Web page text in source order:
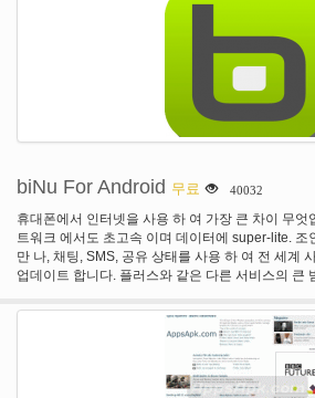
개인 창입니다. 그것은 최신 뉴스, 엔터테인먼트,
를 열어 고 그들 사이 전환할 수 있습니다. -온라인
주소 바와 도구 모음을 자동으로 조정 하는 더 나은
다운로드 오페라 미니! 또한 오페라 모바일, Wi-fi
biNu For Android 무료 40032
휴대폰에서 인터넷을 사용 하 여 가장 큰 차이 무엇
트워크 에서도 초고속 이며 데이터에 super-lite. 조
만 나, 채팅, SMS, 공유 상태를 사용 하 여 전 세계
업데이트 합니다. 플러스와 같은 다른 서비스의 큰
구 스코어와 biNu 크리켓 라이브 크리켓 점수 및
크레딧 보상-와 시장 조사 조사 변환 모든 휴대 전
를 사용 하 여 결과 검색 및 다운로드 음악에 소셜
각 지에서 결과 대 한 게임 및 퀴즈-게임 재미에 대
속 액세스 유튜브, 페이 스 북, 트위터, 구글 검색,